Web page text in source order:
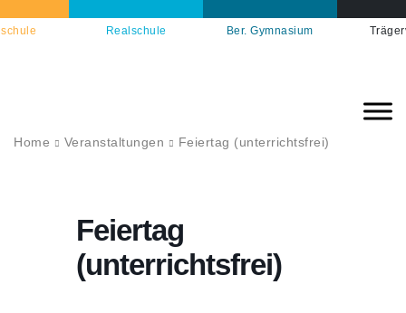
Realschule Ber. Gymnasium
Home Veranstaltungen Feiertag (unterrichtsfrei)
Feiertag
(unterrichtsfrei)